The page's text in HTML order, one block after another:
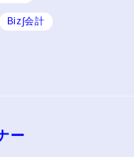
Biz∫会計
ー